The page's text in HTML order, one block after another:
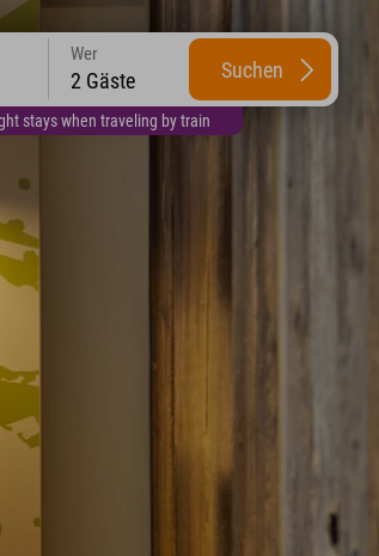
stays when traveling by train
Wer
2 Gäste Suchen